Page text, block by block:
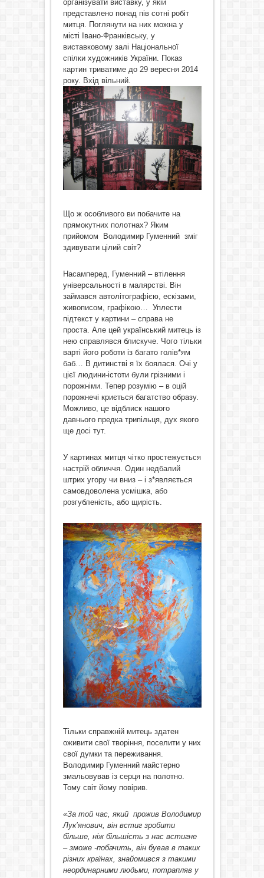
організувати виставку, у якій
представлено понад пів сотні робіт
митця. Поглянути на них можна у
місті Івано-Франківську, у
виставковому залі Національної
спілки художників України. Показ
картин триватиме до 29 вересня 2014
року. Вхід вільний.
Що ж особливого ви побачите на
прямокутних полотнах? Яким
прийомом Володимир Гуменний зміг
здивувати цілий світ?
Насамперед, Гуменний – втілення
універсальності в малярстві. Він
займався автолітографією, ескізами,
живописом, графікою… Уплести
підтекст у картини – справа не
проста. Але цей український митець із
нею справлявся блискуче. Чого тільки
варті його роботи із багато голів*ям
баб… В дитинстві я їх боялася. Очі у
цієї людини-істоти були грізними і
порожніми. Тепер розумію – в оцій
порожнечі криється багатство образу.
Можливо, це відблиск нашого
давнього предка трипільця, дух якого
ще досі тут.
У картинах митця чітко простежується
настрій обличчя. Один недбалий
штрих угору чи вниз – і з*являється
самовдоволена усмішка, або
розгубленість, або щирість.
Тільки справжній митець здатен
оживити свої творіння, поселити у них
свої думки та переживання.
Володимир Гуменний майстерно
змальовував із серця на полотно.
Тому світ йому повірив.
«За той час, який проживВолодимир
Лук’янович, він встигзробити
більше, ніж більшість з нас встигне
– зможе -побачить, він бував в таких
різних країнах, знайомився з такими
неординарними людьми, потрапляв у